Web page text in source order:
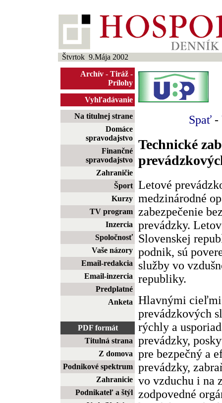
Štvrtok 9.Mája 2002
Archív - Tiráž -
Prílohy
Vyhľadávanie
Na titulnej strane
Domáce
spravodajstvo
Finančné
spravodajstvo
Zahraničie
Šport
Kurzy
TV program
Inzercia
Spoločnosť
Vaše názory
Email-redakcia
Email-inzercia
Predplatné
Anketa
PDF formát
Titulná strana
Z domova
Podnikové spektrum
Zahranicie
Podnikateľ a štýl
Spať -
Technické
Letové
medzinárodné
zabezpečenie
prevádzky.
Slovenskej
podnik, sú
služby vo
republiky.
Hlavnými cieľmi
prevádzkových
rýchly a
prevádzky,
pre bezpečný a
prevádzky,
vo vzduchu i na
zodpovedné